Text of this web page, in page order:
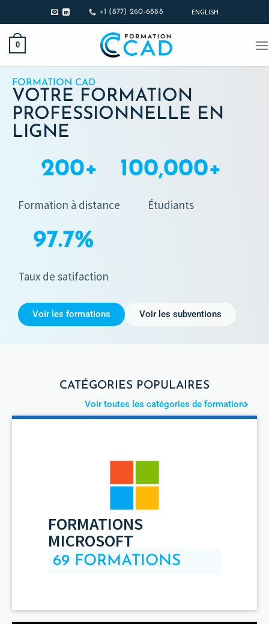
+1 (877) 260-6888 ENGLISH
0
FORMATION CAD
VOTRE FORMATION
PROFESSIONNELLE EN
LIGNE
Formation à distance
200+
Étudiants
100,000+
Taux de satifaction
97.7%
Voir les formations Voir les subventions
CATÉGORIES POPULAIRES
Voir toutes les catégories de formation
FORMATIONS
MICROSOFT
69 FORMATIONS